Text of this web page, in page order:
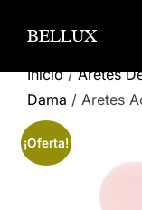
BELLUX
Inicio/Aretes
Dama / Aretes
¡Oferta!